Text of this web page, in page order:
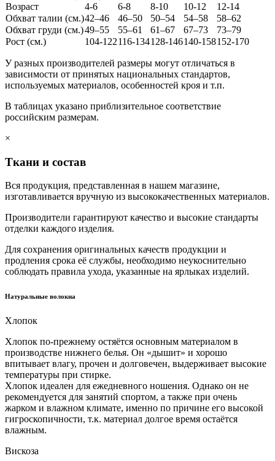
Возраст 4-6 6-8 8-10 10-12
12-14
Обхват талии (см.)42–46 46–50 50–54 54–58
58–62
Обхват груди (см.)49–55 55–61 61–67 67–73
73–79
Рост (см.)
104-122116-134128-146140-158152-170
У разных производителей размеры могут отличаться в
зависимости от принятых национальных стандартов,
используемых материалов, особенностей кроя и т.п.
В таблицах указано приблизительное соответствие
российским размерам.
×
Ткани и состав
Вся продукция, представленная в нашем магазине,
изготавливается вручную из высококачественных материалов.
Производители гарантируют качество и высокие стандарты
отделки каждого изделия.
Для сохранения оригинальных качеств продукции и
продления срока её службы, необходимо неукоснительно
соблюдать правила ухода, указанные на ярлыках изделий.
Натуральные волокна
Хлопок
Хлопок по-прежнему остяётся основным материалом в
производстве нижнего белья. Он «дышит» и хорошо
впитывает влагу, прочен и долговечен, выдерживает высокие
температуры при стирке.
Хлопок идеален для ежедневного ношения. Однако он не
рекомендуется для занятий спортом, а также при очень
жарком и влажном климате, именно по причине его высокой
гигроскопичности, т.к. материал долгое время остаётся
влажным.
Вискоза